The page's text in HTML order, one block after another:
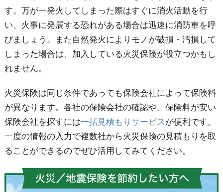
す。万が一発火してしまった際はすぐに消火活動を行
い、火事に発展する恐れがある場合は迅速に消防車を呼
びましょう。また自然発火によりモノが破損・汚損して
しまった場合は、加入している火災保険が役立つかもし
れません。
火災保険は同じ条件であっても保険会社によって保険料
が異なります。各社の保険会社の確認や、保険料が安い
保険会社を探すには一括見積もりサービスが便利です。
一度の情報の入力で複数社から火災保険の見積もりを取
ることができるのでぜひ活用してみてください。